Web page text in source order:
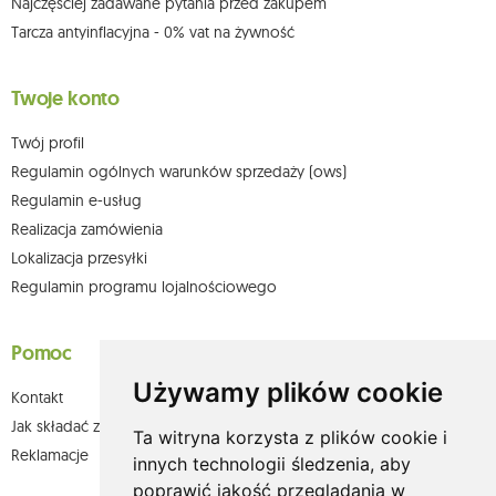
Używamy plików cookie
Ta witryna korzysta z plików cookie i
innych technologii śledzenia, aby
poprawić jakość przeglądania w
Tarcza antyinflacyjna - 0% vat na żywność
Twoje konto
Twój profil
Regulamin ogólnych warunków sprzedaży (ows)
Regulamin e-usług
Realizacja zamówienia
Lokalizacja przesyłki
Regulamin programu lojalnościowego
Pomoc
Kontakt
Jak składać zamówienia w sklepie olium.pl?
Reklamacje